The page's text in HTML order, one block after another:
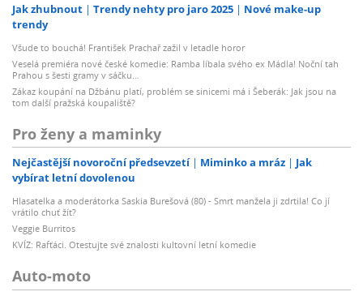
Jak zhubnout Trendy nehty pro jaro 2025
Nové make-up
trendy
Všude to bouchá! František Prachař zažil v letadle horor
Veselá premiéra nové české komedie: Ramba líbala svého ex Mádla! Noční tah
Prahou s šesti gramy v sáčku…
Zákaz koupání na Džbánu platí, problém se sinicemi má i Šeberák: Jak jsou na
tom další pražská koupaliště?
Pro ženy a maminky
Nejčastější novoroční předsevzetí Miminko a mráz
Jak
vybírat letní dovolenou
Hlasatelka a moderátorka Saskia Burešová (80) - Smrt manžela ji zdrtila! Co jí
vrátilo chuť žít?
Veggie Burritos
KVÍZ: Rafťáci. Otestujte své znalosti kultovní letní komedie
Auto-moto